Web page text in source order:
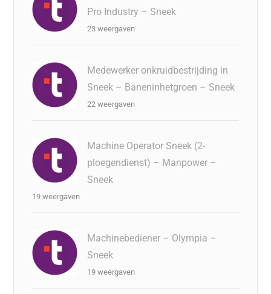
Pro Industry – Sneek
23 weergaven
Medewerker onkruidbestrijding in
Sneek – Baneninhetgroen – Sneek
22 weergaven
Machine Operator Sneek (2-
ploegendienst) – Manpower –
Sneek
19 weergaven
Machinebediener – Olympia –
Sneek
19 weergaven